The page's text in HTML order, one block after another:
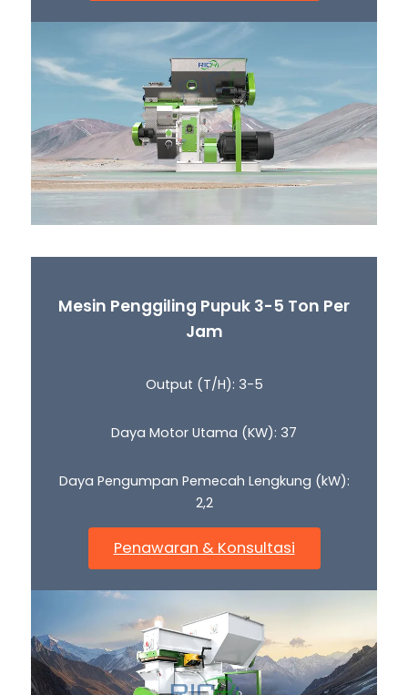
Mesin Penggiling Pupuk 3-5 Ton Per
Jam
Output (T/H): 3-5
Daya Motor Utama (KW): 37
Daya Pengumpan Pemecah Lengkung (kW):
2,2
Penawaran & Konsultasi